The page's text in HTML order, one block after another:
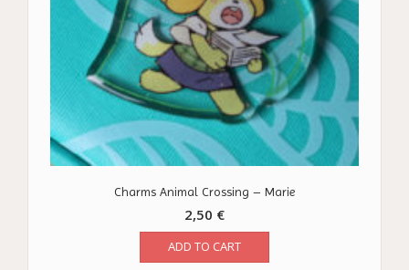
Charms Animal Crossing – Marie
2,50 €
ADD TO CART